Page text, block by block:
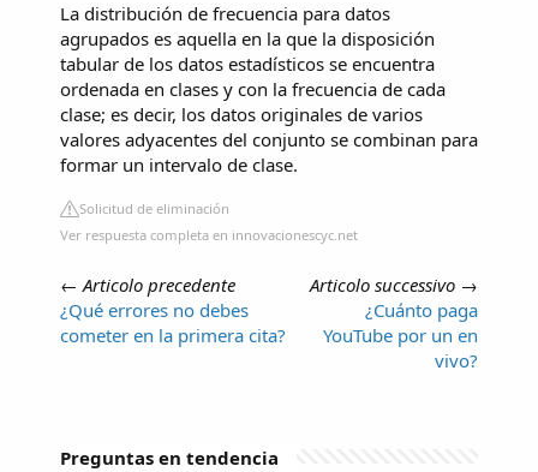
La distribución de frecuencia para datos
agrupados es aquella en la que la disposición
tabular de los datos estadísticos se encuentra
ordenada en clases y con la frecuencia de cada
clase; es decir, los datos originales de varios
valores adyacentes del conjunto se combinan para
formar un intervalo de clase.
Solicitud de eliminación
Ver respuesta completa en innovacionescyc.net
←Articolo precedente
¿Qué errores no debes
cometer en la primera cita?
Articolo successivo →
¿Cuánto paga
YouTube por un en
vivo?
Preguntas en tendencia